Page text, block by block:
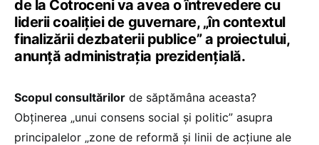
de la Cotroceni va avea o întrevedere cu
liderii coaliției de guvernare, „în contextul
finalizării dezbaterii publice” a proiectului,
anunță administrația prezidențială.
Scopul consultărilor de săptămâna aceasta?
Obținerea „unui consens social și politic” asupra
principalelor „zone de reformă și linii de acțiune ale